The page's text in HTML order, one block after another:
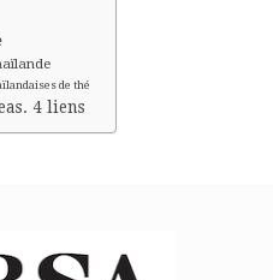
de thé
4 liens